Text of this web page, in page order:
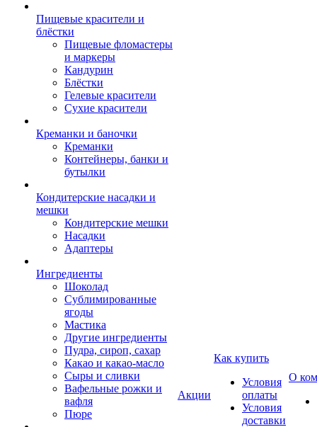
Пищевые красители и
блёстки
Пищевые фломастеры
и маркеры
Кандурин
Блёстки
Гелевые красители
Сухие красители
Креманки и баночки
Креманки
Контейнеры, банки и
бутылки
Кондитерские насадки и
мешки
Кондитерские мешки
Насадки
Адаптеры
Ингредиенты
Шоколад
Сублимированные
ягоды
Мастика
Другие ингредиенты
Пудра, сироп, сахар
Какао и какао-масло
Сыры и сливки
Вафельные рожки и
вафля
Пюре
Акции
Как купить
Условия
оплаты
Условия
доставки
О